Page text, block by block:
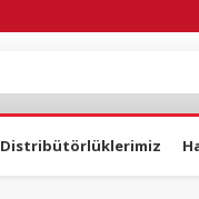
Distribütörlüklerimiz